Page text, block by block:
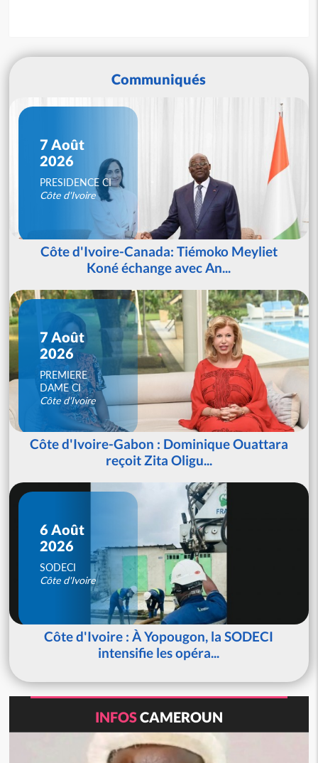
Communiqués
7 Août
2026
PRESIDENCE CI
Côte d'Ivoire
Côte d'Ivoire-Canada: Tiémoko Meyliet
Koné échange avec An...
7 Août
2026
PREMIERE
DAME CI
Côte d'Ivoire
Côte d'Ivoire-Gabon : Dominique Ouattara
reçoit Zita Oligu...
6 Août
2026
SODECI
Côte d'Ivoire
Côte d'Ivoire : À Yopougon, la SODECI
intensifie les opéra...
INFOSCAMEROUN